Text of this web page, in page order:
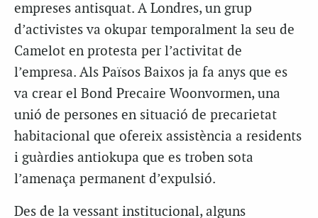
empreses antisquat. A Londres, un grup
d’activistes va okupar temporalment la seu de
Camelot en protesta per l’activitat de
l’empresa. Als Països Baixos ja fa anys que es
va crear el Bond Precaire Woonvormen, una
unió de persones en situació de precarietat
habitacional que ofereix assistència a residents
i guàrdies antiokupa que es troben sota
l’amenaça permanent d’expulsió.
Des de la vessant institucional, alguns